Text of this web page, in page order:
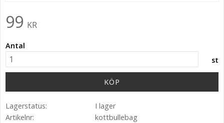
99 KR
Antal
st
KÖP
Lagerstatus
I lager
Artikelnr
kottbullebag